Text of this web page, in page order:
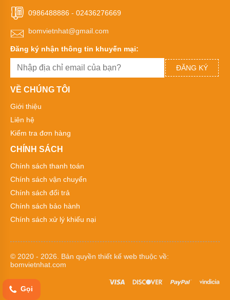
chất
Thương
hiệu
bơm
chất
Bơm
bánh
Máy
bơm
bánh
răng
ăn
khớp
trong
Máy
bơm
bánh
2CY
Bơm
răng
dẫn
khớp
0986488886 - 02436276669
bomvietnhat@gmail.com
Đăng ký nhận thông tin khuyến mại:
ĐĂNG KÝ
VỀ CHÚNG TÔI
Giới thiệu
Liên hệ
Kiểm tra đơn hàng
CHÍNH SÁCH
Chính sách thanh toán
Chính sách vận chuyển
Chính sách đổi trả
Chính sách bảo hành
Chính sách xử lý khiếu nại
© 2020 - 2026. Bản quyền thiết kế web thuộc về:
bomvietnhat.com
Gọi